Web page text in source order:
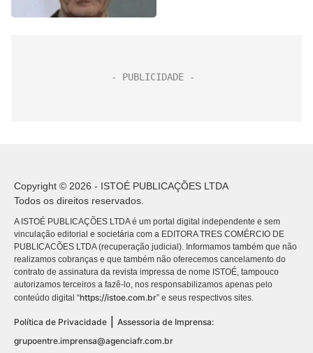
Copyright © 2026 - ISTOÉ PUBLICAÇÕES LTDA
Todos os direitos reservados.
A ISTOÉ PUBLICAÇÕES LTDA é um portal digital independente e sem
vinculação editorial e societária com a EDITORA TRES COMÉRCIO DE
PUBLICACÕES LTDA (recuperação judicial). Informamos também que não
realizamos cobranças e que também não oferecemos cancelamento do
contrato de assinatura da revista impressa de nome ISTOÉ, tampouco
autorizamos terceiros a fazê-lo, nos responsabilizamos apenas pelo
conteúdo digital “https://istoe.com.br” e seus respectivos sites.
Política de Privacidade
Assessoria de Imprensa:
grupoentre.imprensa@agenciafr.com.br